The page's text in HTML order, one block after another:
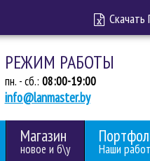
Скачать
РЕЖИМ РАБОТЫ
пн. - сб.: 08:00-19:00
info@lanmaster.by
Магазин
новое и б\у Наши